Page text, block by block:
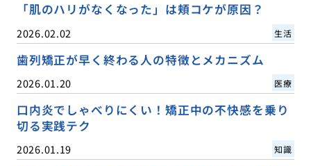
「肌のハリがなくなった」は頬コケが原因？
2026.02.02 生活
歯列矯正が早く終わる人の特徴とメカニズム
2026.01.20 医療
口内炎でしゃべりにくい！矯正中の不快感を乗り
切る実践テク
2026.01.19 知識